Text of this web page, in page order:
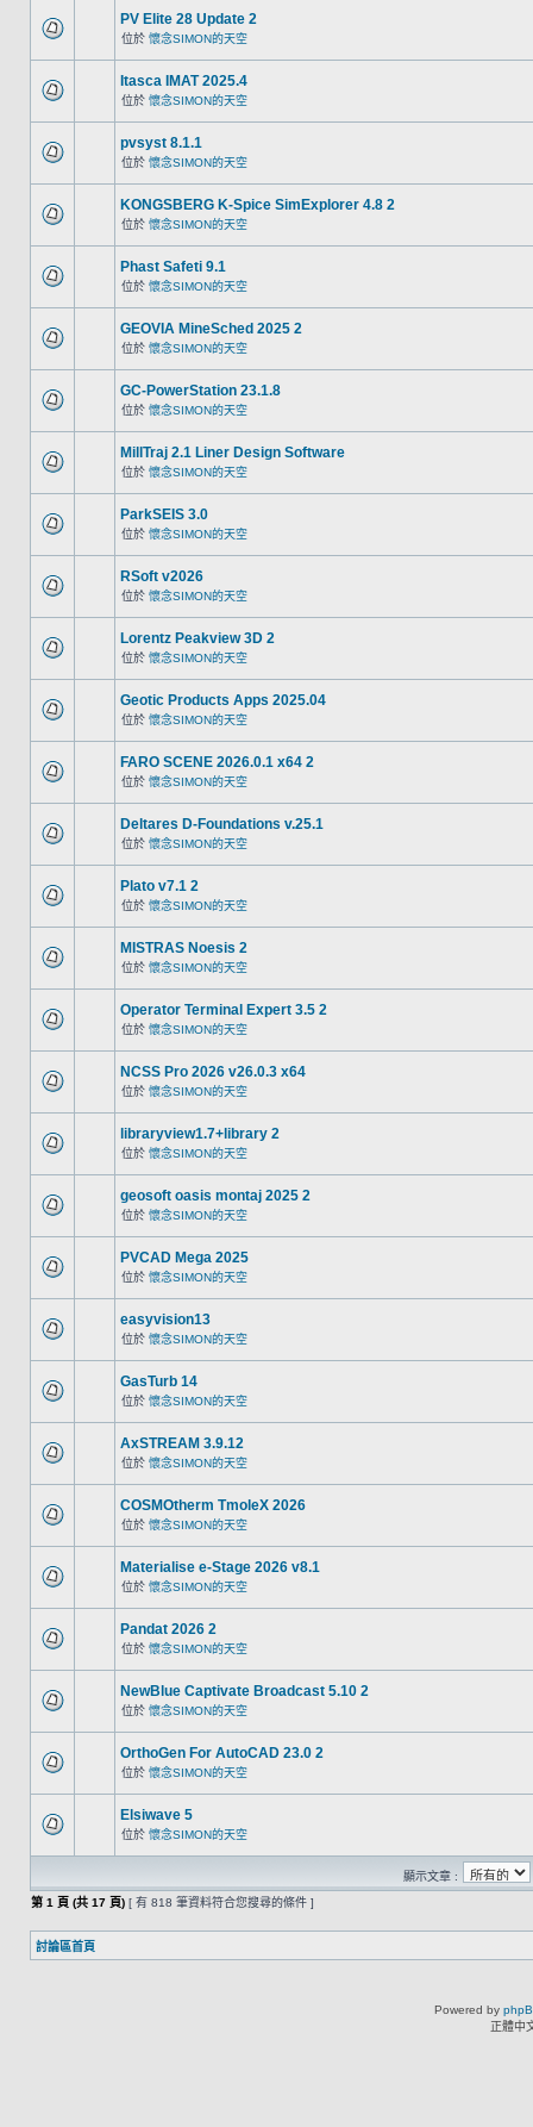
PV Elite 28 Update 2
位於 懷念SIMON的天空
Itasca IMAT 2025.4
位於 懷念SIMON的天空
pvsyst 8.1.1
位於 懷念SIMON的天空
KONGSBERG K-Spice SimExplorer 4.8 2
位於 懷念SIMON的天空
Phast Safeti 9.1
位於 懷念SIMON的天空
GEOVIA MineSched 2025 2
位於 懷念SIMON的天空
GC-PowerStation 23.1.8
位於 懷念SIMON的天空
MillTraj 2.1 Liner Design Software
位於 懷念SIMON的天空
ParkSEIS 3.0
位於 懷念SIMON的天空
RSoft v2026
位於 懷念SIMON的天空
Lorentz Peakview 3D 2
位於 懷念SIMON的天空
Geotic Products Apps 2025.04
位於 懷念SIMON的天空
FARO SCENE 2026.0.1 x64 2
位於 懷念SIMON的天空
Deltares D-Foundations v.25.1
位於 懷念SIMON的天空
Plato v7.1 2
位於 懷念SIMON的天空
MISTRAS Noesis 2
位於 懷念SIMON的天空
Operator Terminal Expert 3.5 2
位於 懷念SIMON的天空
NCSS Pro 2026 v26.0.3 x64
位於 懷念SIMON的天空
libraryview1.7+library 2
位於 懷念SIMON的天空
geosoft oasis montaj 2025 2
位於 懷念SIMON的天空
PVCAD Mega 2025
位於 懷念SIMON的天空
easyvision13
位於 懷念SIMON的天空
GasTurb 14
位於 懷念SIMON的天空
AxSTREAM 3.9.12
位於 懷念SIMON的天空
COSMOtherm TmoleX 2026
位於 懷念SIMON的天空
Materialise e-Stage 2026 v8.1
位於 懷念SIMON的天空
Pandat 2026 2
位於 懷念SIMON的天空
NewBlue Captivate Broadcast 5.10 2
位於 懷念SIMON的天空
OrthoGen For AutoCAD 23.0 2
位於 懷念SIMON的天空
Elsiwave 5
位於 懷念SIMON的天空
顯示文章 :
第 1 頁 (共 17 頁) [ 有 818 筆資料符合您搜尋的條件 ]
討論區首頁
Powered by
正體中